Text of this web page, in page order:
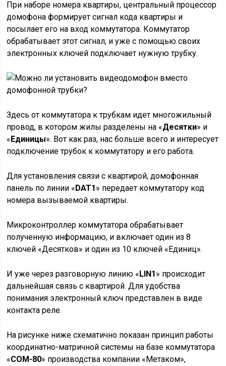
При наборе номера квартиры, центральный процессор
домофона формирует сигнал кода квартиры и
посылает его на вход коммутатора. Коммутатор
обрабатывает этот сигнал, и уже с помощью своих
электронных ключей подключает нужную трубку.
Здесь от коммутатора к трубкам идет многожильный
провод, в котором жилы разделены на «Десятки» и
«Единицы». Вот как раз, нас больше всего и интересует
подключение трубок к коммутатору и его работа.
Для установления связи с квартирой, домофонная
панель по линии «DAT1» передает коммутатору код
номера вызываемой квартиры.
Микроконтроллер коммутатора обрабатывает
полученную информацию, и включает один из 8
ключей «Десятков» и один из 10 ключей «Единиц».
И уже через разговорную линию «LIN1» происходит
дальнейшая связь с квартирой. Для удобства
понимания электронный ключ представлен в виде
контакта реле.
На рисунке ниже схематично показан принцип работы
координатно-матричной системы на базе коммутатора
«COM-80» производства компании «Метаком»,